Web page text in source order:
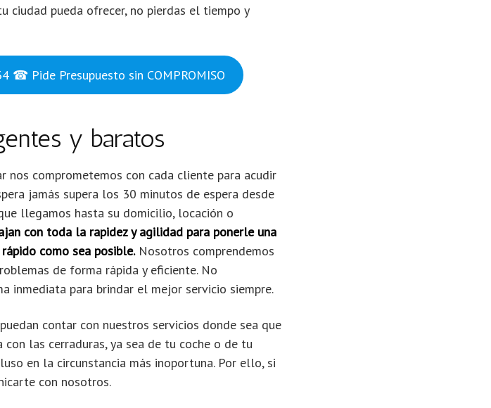
ciudad pueda ofrecer, no pierdas el tiempo y
Pide Presupuesto sin COMPROMISO
y baratos
nos comprometemos con cada cliente para acudir
jamás supera los 30 minutos de espera desde
llegamos hasta su domicilio, locación o
con toda la rapidez y agilidad para ponerle una
como sea posible.Nosotros comprendemos
de forma rápida y eficiente. No
inmediata para brindar el mejor servicio siempre.
contar con nuestros servicios donde sea que
las cerraduras, ya sea de tu coche o de tu
en la circunstancia más inoportuna. Por ello, si
con nosotros.